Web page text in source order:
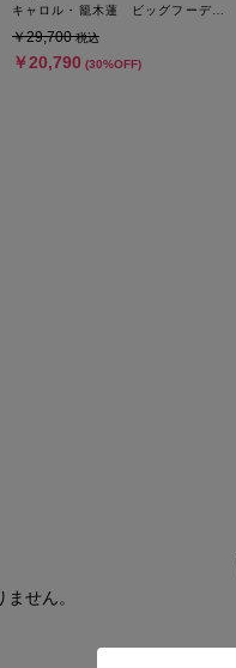
￥29,700 税込
￥20,790 (30%OFF)
せん。